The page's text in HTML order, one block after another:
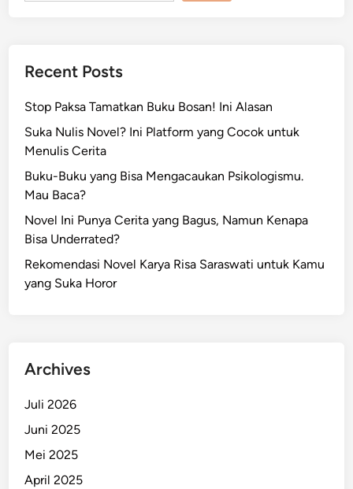
Recent Posts
Stop Paksa Tamatkan Buku Bosan! Ini Alasan
Suka Nulis Novel? Ini Platform yang Cocok untuk
Menulis Cerita
Buku-Buku yang Bisa Mengacaukan Psikologismu.
Mau Baca?
Novel Ini Punya Cerita yang Bagus, Namun Kenapa
Bisa Underrated?
Rekomendasi Novel Karya Risa Saraswati untuk Kamu
yang Suka Horor
Archives
Juli 2026
Juni 2025
Mei 2025
April 2025